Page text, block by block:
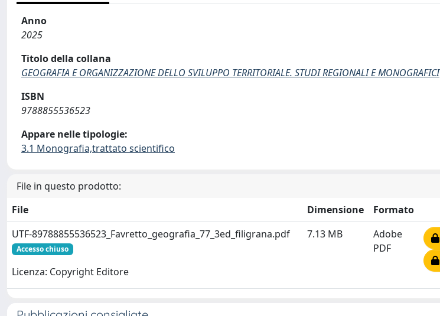
Anno
2025
Titolo della collana
GEOGRAFIA E ORGANIZZAZIONE DELLO SVILUPPO TERRITORIALE. STUDI REGIONALI E MONOGRAFICI
ISBN
9788855536523
Appare nelle tipologie:
3.1 Monografia,trattato scientifico
File in questo prodotto:
File
Dimensione
Formato
UTF-89788855536523_Favretto_geografia_77_3ed_filigrana.pdf
Accesso chiuso
Licenza: Copyright Editore
7.13 MB
Adobe
PDF